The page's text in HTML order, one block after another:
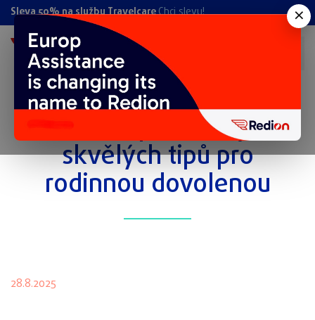
Sleva 50% na službu TravelcareChci slevu!
Podzimní prázdniny: 12
skvělých tipů pro
rodinnou dovolenou
28.8.2025
×